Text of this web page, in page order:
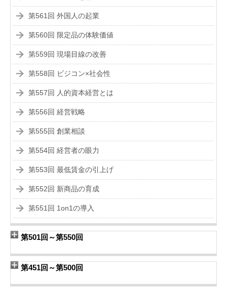
第561回 外国人の起業
第560回 限定品の体験価値
第559回 現場目線の改善
第558回 ビジコン×社会性
第557回 人的資本経営とは
第556回 経営戦略
第555回 創業相談
第554回 経営者の眼力
第553回 最低賃金の引上げ
第552回 新商品の育成
第551回 1on1の導入
第501回～第550回
第451回～第500回